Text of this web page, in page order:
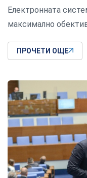
Електронната
максимално
ПРОЧЕТИ ОЩЕ